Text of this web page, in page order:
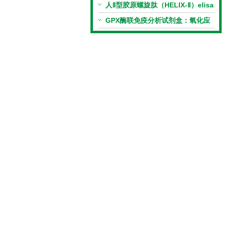
（恒温荧光法）新品上市优惠活动
人Ⅱ型胶原螺旋肽（HELIX-Ⅱ）elisa
试剂盒科研优惠活动开启
GPX酶联免疫分析试剂盒：氧化应
激研究精准检测工具